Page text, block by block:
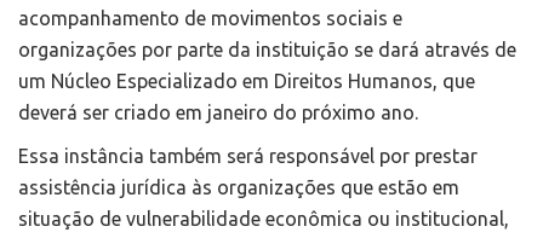
acompanhamento de movimentos sociais e
organizações por parte da instituição se dará através de
um Núcleo Especializado em Direitos Humanos, que
deverá ser criado em janeiro do próximo ano.
Essa instância também será responsável por prestar
assistência jurídica às organizações que estão em
situação de vulnerabilidade econômica ou institucional,